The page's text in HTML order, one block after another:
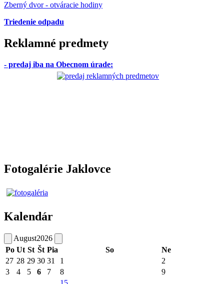
Zberný dvor - otváracie hodiny
Triedenie odpadu
Reklamné predmety
- predaj iba na Obecnom úrade:
Fotogalérie Jaklovce
Kalendár
August2026
Po Ut St Št Pia So
Ne
27 28 29 30 31 1
2
3
4 5 6 7 8 9